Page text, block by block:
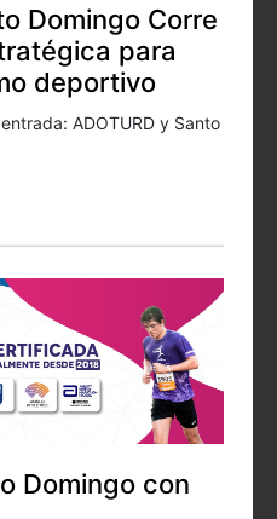
Domingo Corre
para
deportivo
ADOTURD y Santo
Domingo con